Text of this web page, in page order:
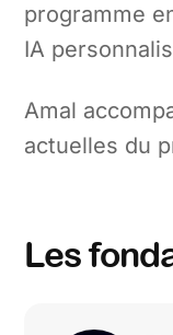
programme
IA
Amal
actuelles du
Les